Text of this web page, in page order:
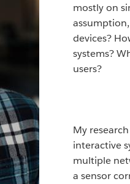
mostly on
devices?
systems?
users?
My
interactive
multiple
a sensor